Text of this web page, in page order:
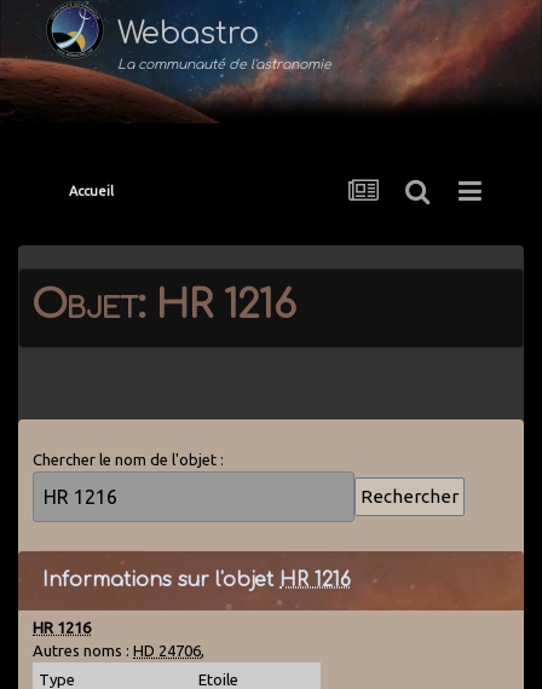
Webastro
La communauté de l'astronomie
Accueil
Objet: HR 1216
Chercher le nom de l'objet :
Informations sur l'objet HR 1216
HR 1216
Autres noms : HD 24706,
Type
Etoile